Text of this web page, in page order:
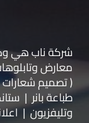
شركة ناب هي
معارضو
( تصميم
طباعة بانر |
وتليفزيون |